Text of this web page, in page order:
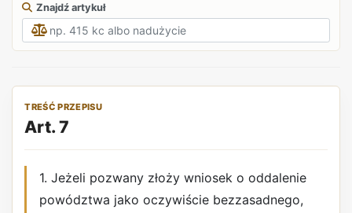
Znajdź artykuł
TREŚĆ PRZEPISU
Art. 7
1. Jeżeli pozwany złoży wniosek o oddalenie
powództwa jako oczywiście bezzasadnego,